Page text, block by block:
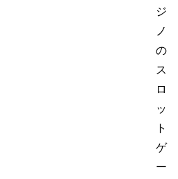
ジ
ノ
の
ス
ロ
ッ
ト
ゲ
ー